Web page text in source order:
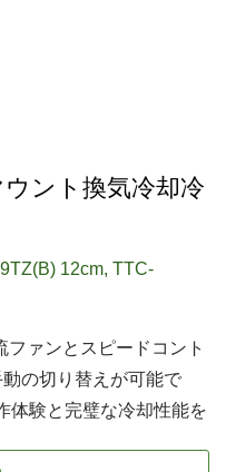
ント換気冷却冷
12cm, TTC-
ァンとスピードコント
の切り替えが可能で
体験と完璧な冷却性能を